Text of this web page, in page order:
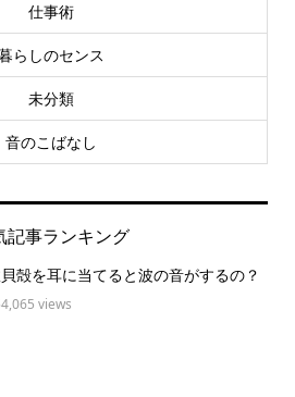
仕事術
らしのセンス
未分類
音のこばなし
記事ランキング
殻を耳に当てると波の音がするの？
views